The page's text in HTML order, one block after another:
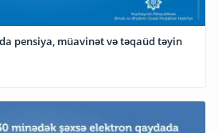
pensiya, müavinət və təqaüd təyin